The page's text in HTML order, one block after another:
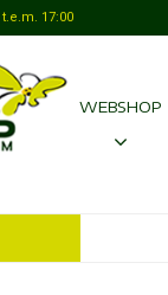
t.e.m. 17:00
WEBSHOP